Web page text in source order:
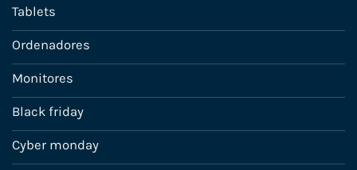
Tablets
Ordenadores
Monitores
Black friday
Cyber monday